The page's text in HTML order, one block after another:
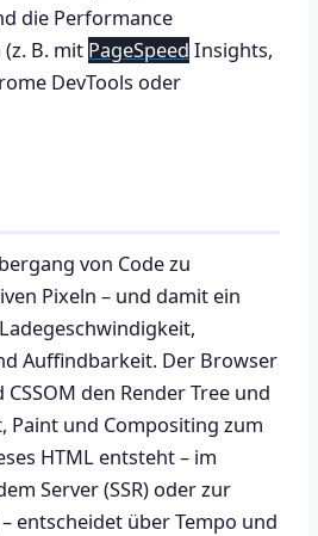
die Performance
B. mit PageSpeed Insights,
DevTools oder
von Code zu
Pixeln – und damit ein
Auffindbarkeit. Der Browser
den Render Tree und
Paint und Compositing zum
HTML entsteht – im
Server (SSR) oder zur
– entscheidet über Tempo und